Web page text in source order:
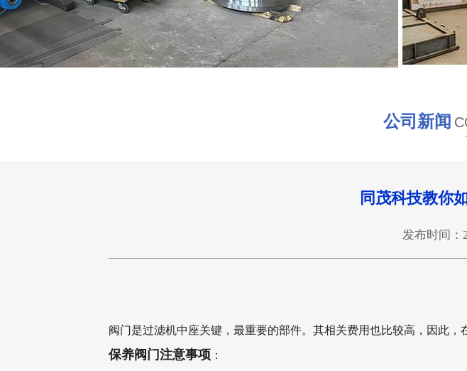
公司新闻
同茂科技教你
发布时间：
阀门是过滤机中座关键，最重要的部件。其相关费用也比较高，因此
保养阀门注意事项 ：